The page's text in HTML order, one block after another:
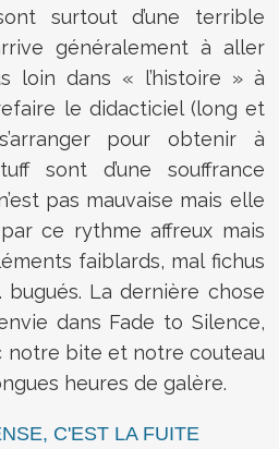
surtout d’une terrible
généralement à aller
loin dans « l’histoire » à
le didacticiel (long et
pour obtenir à
sont d’une souffrance
pas mauvaise mais elle
ce rythme affreux mais
faiblards, mal fichus
bugués. La dernière chose
dans Fade to Silence,
notre bite et notre couteau
heures de galère.
C'EST LA FUITE